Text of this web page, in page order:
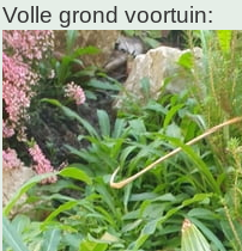
Volle grond voortuin: